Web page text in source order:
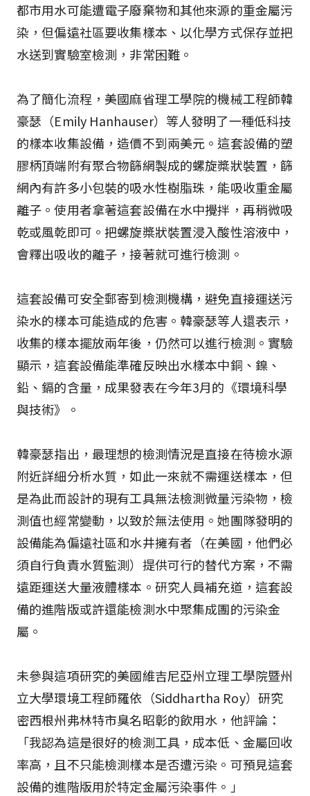
都市用水可能遭電子廢棄物和其他來源的重金屬污
染，但偏遠社區要收集樣本、以化學方式保存並把
水送到實驗室檢測，非常困難。
為了簡化流程，美國麻省理工學院的機械工程師韓
豪瑟（Emily Hanhauser）等人發明了一種低科技
的樣本收集設備，造價不到兩美元。這套設備的塑
膠柄頂端附有聚合物篩網製成的螺旋槳狀裝置，篩
網內有許多小包裝的吸水性樹脂珠，能吸收重金屬
離子。使用者拿著這套設備在水中攪拌，再稍微吸
乾或風乾即可。把螺旋槳狀裝置浸入酸性溶液中，
會釋出吸收的離子，接著就可進行檢測。
這套設備可安全郵寄到檢測機構，避免直接運送污
染水的樣本可能造成的危害。韓豪瑟等人還表示，
收集的樣本擺放兩年後，仍然可以進行檢測。實驗
顯示，這套設備能準確反映出水樣本中銅、鎳、
鉛、鎘的含量，成果發表在今年3月的《環境科學
與技術》。
韓豪瑟指出，最理想的檢測情況是直接在待檢水源
附近詳細分析水質，如此一來就不需運送樣本，但
是為此而設計的現有工具無法檢測微量污染物，檢
測值也經常變動，以致於無法使用。她團隊發明的
設備能為偏遠社區和水井擁有者（在美國，他們必
須自行負責水質監測）提供可行的替代方案，不需
遠距運送大量液體樣本。研究人員補充道，這套設
備的進階版或許還能檢測水中聚集成團的污染金
屬。
未參與這項研究的美國維吉尼亞州立理工學院暨州
立大學環境工程師羅依（Siddhartha Roy）研究
密西根州弗林特市臭名昭彰的飲用水，他評論：
「我認為這是很好的檢測工具，成本低、金屬回收
率高，且不只能檢測樣本是否遭污染。可預見這套
設備的進階版用於特定金屬污染事件。」